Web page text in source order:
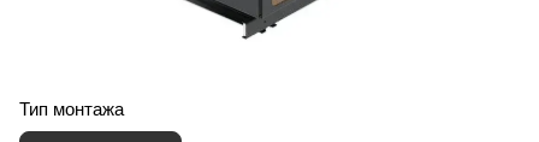
Тип монтажа